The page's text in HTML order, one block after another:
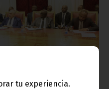
tu experiencia.
analizan nuevas
sociales en La